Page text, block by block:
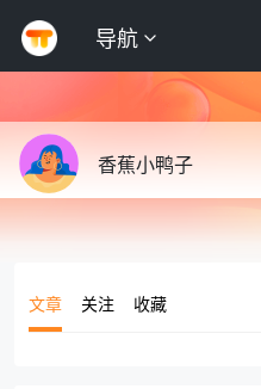
导航
香蕉小鸭子
文章 关注 收藏